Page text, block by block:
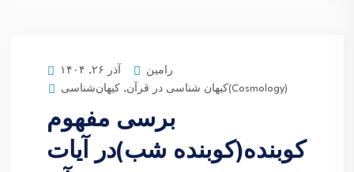
آذر ۲۶, ۱۴۰۴
رامین
کیهان شناسی در قرآن, کیهان‌شناسی(Cosmology)
برسی مفهوم
کوبنده(کوبنده شب)در آیات